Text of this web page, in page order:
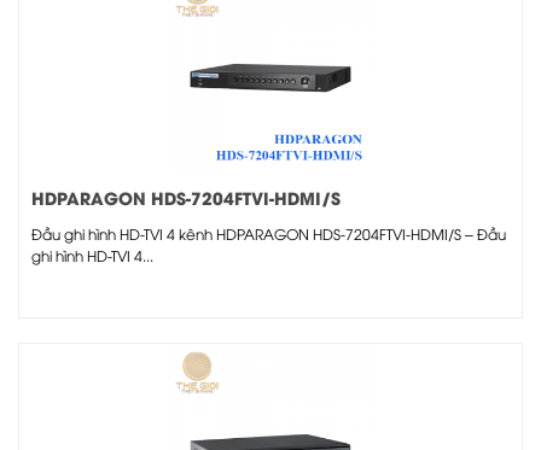
HDPARAGON HDS-7204FTVI-HDMI/S
Đầu ghi hình HD-TVI 4 kênh HDPARAGON HDS-7204FTVI-HDMI/S – Đầu
ghi hình HD-TVI 4...